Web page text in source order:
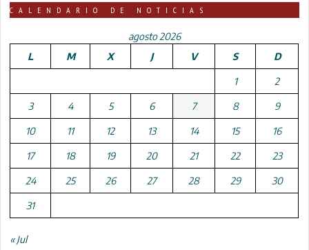
CALENDARIO DE NOTICIAS
agosto 2026
L
M X J V S D
1 2
3 4 5 6 7 8 9
10 11 12 13 14 15 16
17 18 19 20 21 22 23
24 25 26 27 28 29 30
31
« Jul